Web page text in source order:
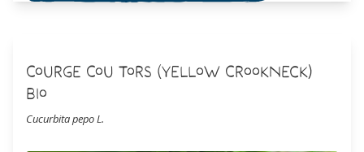
Courge Cou Tors (Yellow Crookneck)
Bio
Cucurbita pepo L.